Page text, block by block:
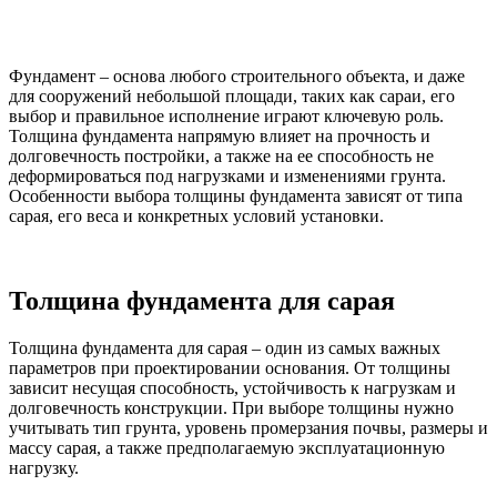
Фундамент – основа любого строительного объекта, и даже
для сооружений небольшой площади, таких как сараи, его
выбор и правильное исполнение играют ключевую роль.
Толщина фундамента напрямую влияет на прочность и
долговечность постройки, а также на ее способность не
деформироваться под нагрузками и изменениями грунта.
Особенности выбора толщины фундамента зависят от типа
сарая, его веса и конкретных условий установки.
Толщина фундамента для сарая
Толщина фундамента для сарая – один из самых важных
параметров при проектировании основания. От толщины
зависит несущая способность, устойчивость к нагрузкам и
долговечность конструкции. При выборе толщины нужно
учитывать тип грунта, уровень промерзания почвы, размеры и
массу сарая, а также предполагаемую эксплуатационную
нагрузку.